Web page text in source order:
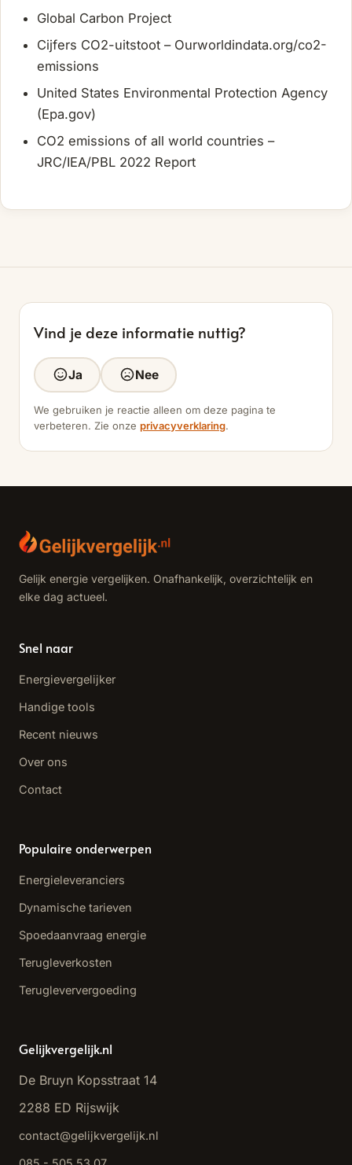
Global Carbon Project
Cijfers CO2-uitstoot – Ourworldindata.org/co2-
emissions
United States Environmental Protection Agency
(Epa.gov)
CO2 emissions of all world countries –
JRC/IEA/PBL 2022 Report
Vind je deze informatie nuttig?
Ja Nee
We gebruiken je reactie alleen om deze pagina te
verbeteren. Zie onze privacyverklaring.
Gelijk energie vergelijken. Onafhankelijk, overzichtelijk en
elke dag actueel.
Snel naar
Energievergelijker
Handige tools
Recent nieuws
Over ons
Contact
Populaire onderwerpen
Energieleveranciers
Dynamische tarieven
Spoedaanvraag energie
Terugleverkosten
Terugleververgoeding
Gelijkvergelijk.nl
De Bruyn Kopsstraat 14
2288 ED Rijswijk
contact@gelijkvergelijk.nl